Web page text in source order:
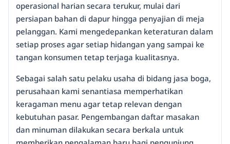
operasional harian secara terukur, mulai dari
persiapan bahan di dapur hingga penyajian di meja
pelanggan. Kami mengedepankan keteraturan dalam
setiap proses agar setiap hidangan yang sampai ke
tangan konsumen tetap terjaga kualitasnya.
Sebagai salah satu pelaku usaha di bidang jasa boga,
perusahaan kami senantiasa memperhatikan
keragaman menu agar tetap relevan dengan
kebutuhan pasar. Pengembangan daftar masakan
dan minuman dilakukan secara berkala untuk